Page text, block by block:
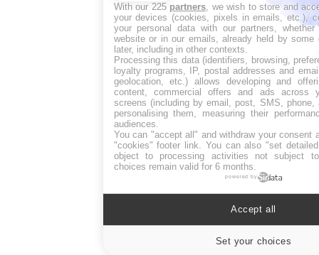
With our 225 partners , we wish to store and
your devices (cookies, pixels in emails, etc.),
your personal data with our partners,
website or in our emails, already held by some
later, including in other contexts.
Processing this data (identifiers, browsing,
loyalty programs, IP, postal addresses and
geolocation, etc.) allows developing and
content, commercial offers and ads across
screens (including by email, post, SMS, phone,
personalising them, measuring their
audiences.
You can "accept all" and withdraw your consent
"cookies" footer link . You can also "set
object to processing activities not subject
choices remain valid for 6 months.
powered by
Set your choices
Accept all